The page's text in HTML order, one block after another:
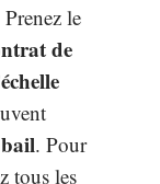
le
de
. Pour
tous les